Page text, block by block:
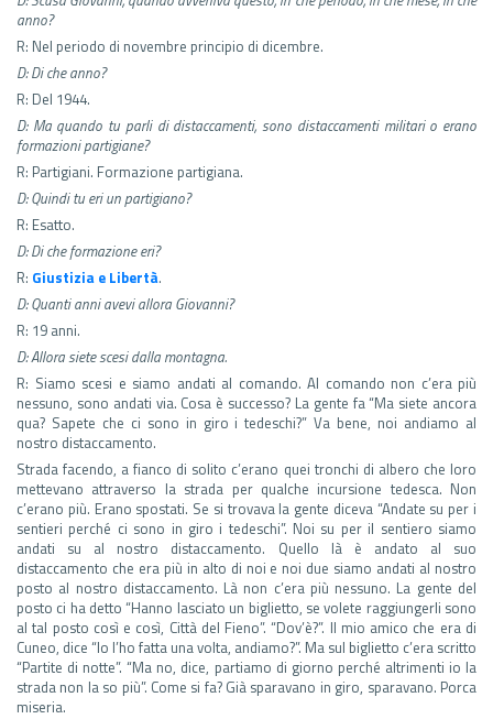
anno?
R: Nel periodo di novembre principio di dicembre.
D: Di che anno?
R: Del 1944.
D: Ma quando tu parli di distaccamenti, sono distaccamenti militari o erano
formazioni partigiane?
R: Partigiani. Formazione partigiana.
D: Quindi tu eri un partigiano?
R: Esatto.
D: Di che formazione eri?
R: Giustizia e Libertà.
D: Quanti anni avevi allora Giovanni?
R: 19 anni.
D: Allora siete scesi dalla montagna.
R: Siamo scesi e siamo andati al comando. Al comando non c’era più
nessuno, sono andati via. Cosa è successo? La gente fa “Ma siete ancora
qua? Sapete che ci sono in giro i tedeschi?” Va bene, noi andiamo al
nostro distaccamento.
Strada facendo, a fianco di solito c’erano quei tronchi di albero che loro
mettevano attraverso la strada per qualche incursione tedesca. Non
c’erano più. Erano spostati. Se si trovava la gente diceva “Andate su per i
sentieri perché ci sono in giro i tedeschi”. Noi su per il sentiero siamo
andati su al nostro distaccamento. Quello là è andato al suo
distaccamento che era più in alto di noi e noi due siamo andati al nostro
posto al nostro distaccamento. Là non c’era più nessuno. La gente del
posto ci ha detto “Hanno lasciato un biglietto, se volete raggiungerli sono
al tal posto così e così, Città del Fieno”. “Dov’è?”. Il mio amico che era di
Cuneo, dice “Io l’ho fatta una volta, andiamo?”. Ma sul biglietto c’era scritto
“Partite di notte”. “Ma no, dice, partiamo di giorno perché altrimenti io la
strada non la so più”. Come si fa? Già sparavano in giro, sparavano. Porca
miseria.